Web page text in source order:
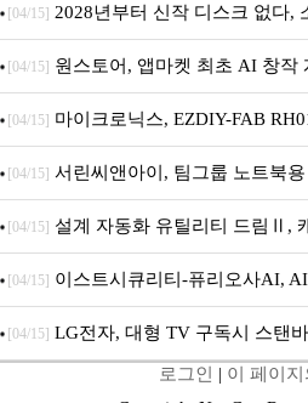
개막... 22일간 진행
[04/15] 2028년부터 신작 디스크 없다,
문 추가
[04/15] 원스토어, 앱마켓 최초 AI 창작
[04/15] 마이크로닉스, EZDIY-FAB
시
[04/15] 서린씨앤아이, 팀그룹 노트북
5600MHz 16GB 출시
[04/15] 설계 자동화 유틸리티 드림Ⅱ,
무상 배포
[04/15] 이스트시큐리티-퓨리오사AI,
세대 AI 보안 플랫폼 구축
[04/15] LG전자, 대형 TV 구독시 스탠
로그인 | 이 페이지